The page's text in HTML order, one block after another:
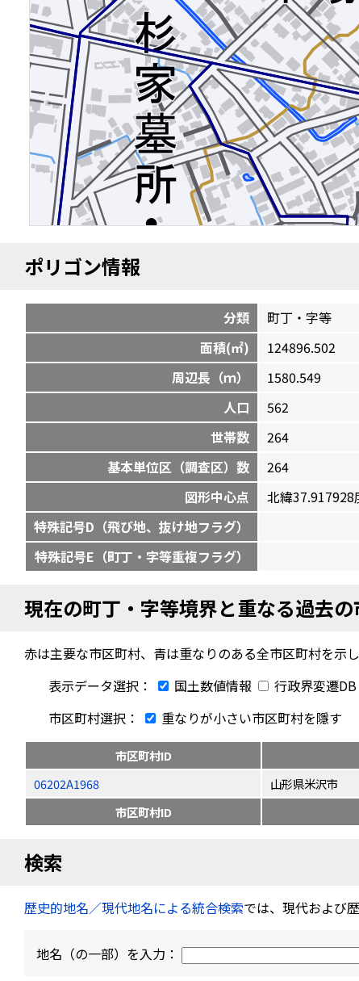
ポリゴン情報
分類
町丁・字等
面積(㎡)
124896.502
周辺長（ｍ）
1580.549
人口
562
世帯数
264
基本単位区（調査区）数
264
図形中心点
北緯
特殊記号D（飛び地、抜け地フラグ）
特殊記号E（町丁・字等重複フラグ）
現在の町丁・字等境界と重なる過去
赤は主要な市区町村、青は重なりのある全市区町村を示
表示データ選択：
国土数値情報
行政界変遷DB
市区町村選択：
重なりが小さい市区町村を隱す
市区町村ID
06202A1968
山形県米沢市
市区町村ID
検索
歴史的地名／現代地名による統合検索では、現代および
地名（の一部）を入力：